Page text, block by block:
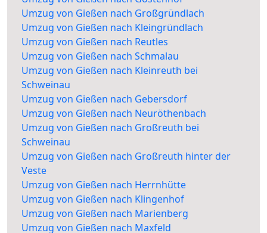
Umzug von Gießen nach Großgründlach
Umzug von Gießen nach Kleingründlach
Umzug von Gießen nach Reutles
Umzug von Gießen nach Schmalau
Umzug von Gießen nach Kleinreuth bei
Schweinau
Umzug von Gießen nach Gebersdorf
Umzug von Gießen nach Neuröthenbach
Umzug von Gießen nach Großreuth bei
Schweinau
Umzug von Gießen nach Großreuth hinter der
Veste
Umzug von Gießen nach Herrnhütte
Umzug von Gießen nach Klingenhof
Umzug von Gießen nach Marienberg
Umzug von Gießen nach Maxfeld